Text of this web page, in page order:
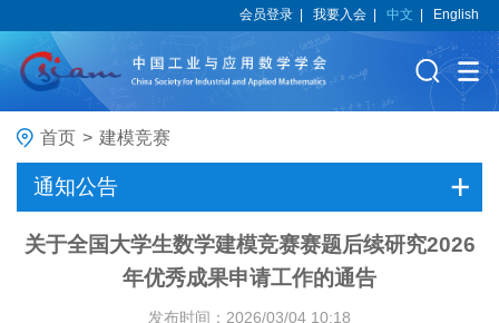
会员登录 |我要入会 |中文 English
首页 > 建模竞赛
通知公告
关于全国大学生数学建模竞赛赛题后续研究2026
年优秀成果申请工作的通告
发布时间：2026/03/04 10:18